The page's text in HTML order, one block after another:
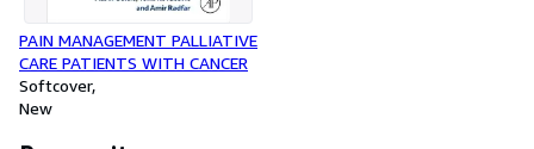
PAIN MANAGEMENT PALLIATIVE
CARE PATIENTS WITH CANCER
Softcover
New